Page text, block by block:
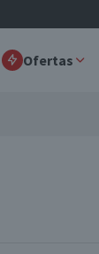
Ofertas